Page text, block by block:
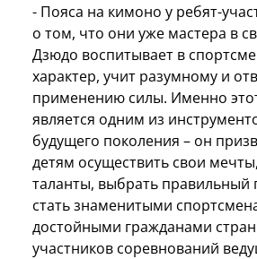
- Пояса на кимоно у ребят-
о том, что они уже мастера в
Дзюдо воспитывает в
характер, учит разумному и
применению силы. Именно
является одним из
будущего поколения – он
детям осуществить свои
таланты, выбрать правильный
стать знаменитыми
достойными гражданами
участников соревнований